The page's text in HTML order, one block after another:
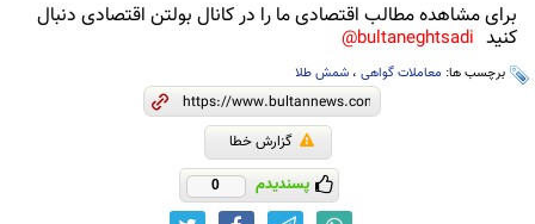
برای مشاهده مطالب اقتصادی ما را در کانال بولتن اقتصادی دنبال
کنید bultaneghtsadi@
برچسب ها: معاملات گواهی ، شمش طلا
گزارش خطا
پسندیدم 0